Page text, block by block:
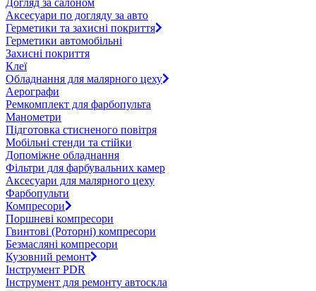
Аксесуари по догляду за авто
Герметики та захисні покриття
Герметики автомобільні
Захисні покриття
Клеї
Обладнання для малярного цеху
Аерографи
Ремкомплект для фарбопульта
Манометри
Підготовка стисненого повітря
Мобільні стенди та стійки
Допоміжне обладнання
Фільтри для фарбувальних камер
Аксесуари для малярного цеху
Фарбопульти
Компресори
Поршневі компресори
Гвинтові (Роторні) компресори
Безмасляні компресори
Кузовний ремонт
Інструмент PDR
Інструмент для ремонту автоскла